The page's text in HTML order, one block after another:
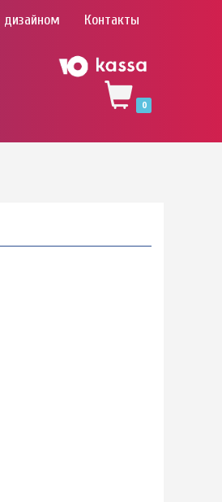
дизайном Контакты
0